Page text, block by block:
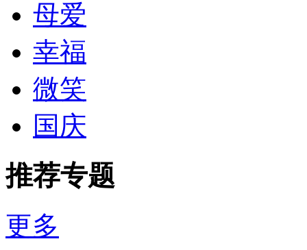
母爱
幸福
微笑
国庆
推荐专题
更多